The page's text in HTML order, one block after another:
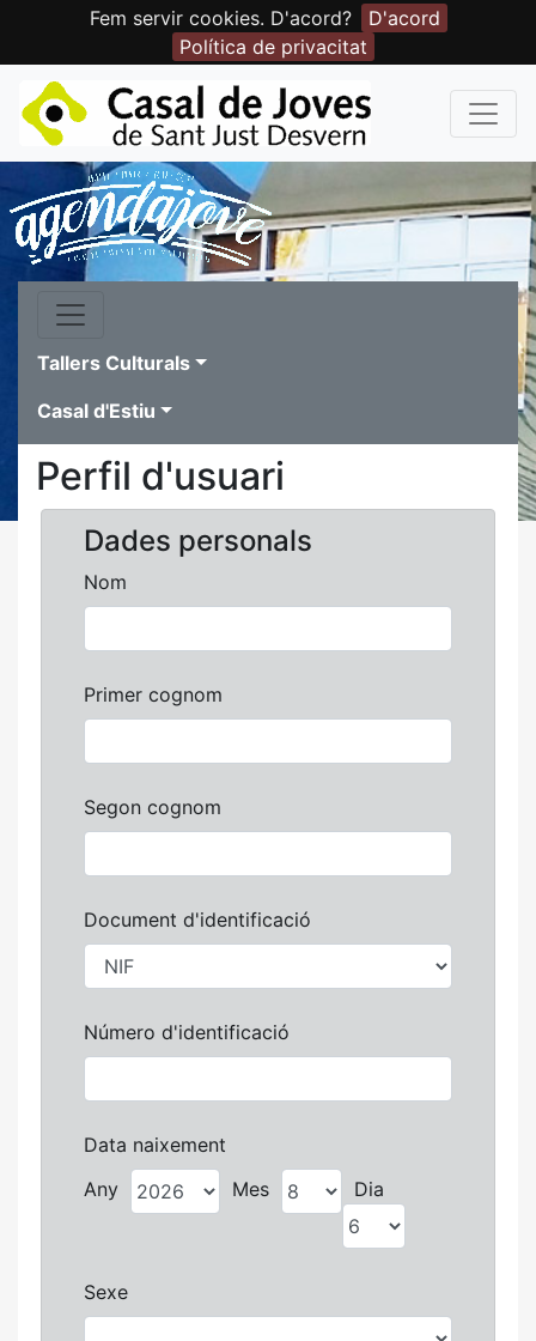
Fem servir cookies. D'acord?
D'acord
Política de privacitat
Tallers Culturals
Casal d'Estiu
Perfil d'usuari
Dades personals
Nom
Primer cognom
Segon cognom
Document d'identificació
Número d'identificació
Data naixement
Any
Mes Dia
Sexe